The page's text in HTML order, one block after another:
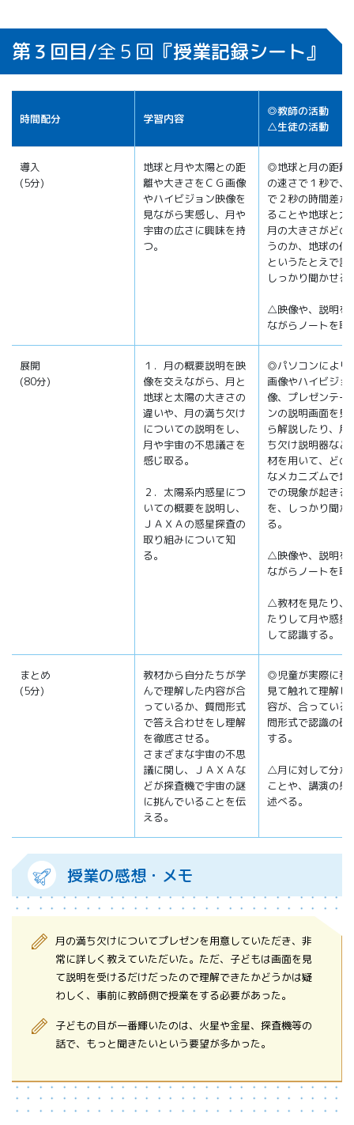
第３回目/全５回 『授業記録シート』
時間配分 学習内容
◎教師の活動
△生徒の活動
導入
(5分)
地球と月や太陽との距
離や大きさをＣＧ画像
やハイビジョン映像を
見ながら実感し、月や
宇宙の広さに興味を持
つ。
◎地球と月の距離
の速さで１秒で、
で２秒の時間差が
ることや地球と太
月の大きさがどの
うのか、地球の何
というたとえで説
しっかり聞かせる
△映像や、説明を
ながらノートを取
展開
(80分)
１．月の概要説明を映
像を交えながら、月と
地球と太陽の大きさの
違いや、月の満ち欠け
についての説明をし、
月や宇宙の不思議さを
感じ取る。
２．太陽系内惑星につ
いての概要を説明し、
ＪＡＸＡの惑星探査の
取り組みについて知
る。
◎パソコンにより
画像やハイビジョ
像、プレゼンテー
ンの説明画面を見
ら解説したり、月
ち欠け説明器など
材を用いて、どの
なメカニズムで地
での現象が起きる
を、しっかり聞か
る。
△映像や、説明を
ながらノートを取
△教材を見たり、
たりして月や惑星
して認識する。
まとめ
(5分)
教材から自分たちが学
んで理解した内容が合
っているか、質問形式
で答え合わせをし理解
を徹底させる。
さまざまな宇宙の不思
議に関し、ＪＡＸＡな
どが探査機で宇宙の謎
に挑んでいることを伝
える。
◎児童が実際に教
見て触れて理解し
容が、合っている
問形式で認識の確
する。
△月に対して分か
ことや、講演の感
述べる。
授業の感想・メモ
月の満ち欠けについてプレゼンを用意していただき、非
常に詳しく教えていただいた。ただ、子どもは画面を見
て説明を受けるだけだったので理解できたかどうかは疑
わしく、事前に教師側で授業をする必要があった。
子どもの目が一番輝いたのは、火星や金星、探査機等の
話で、もっと聞きたいという要望が多かった。